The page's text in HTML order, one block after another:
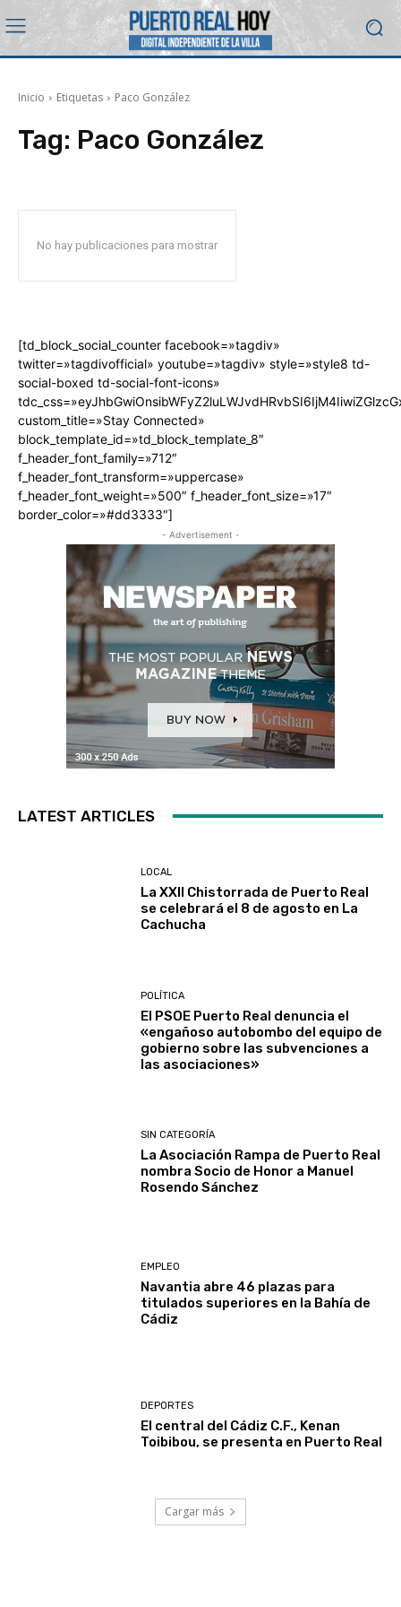
Inicio Etiquetas Paco González
Tag: Paco González
No hay publicaciones para mostrar
[td_block_social_counter facebook=»tagdiv»
twitter=»tagdivofficial» youtube=»tagdiv» style=»style8 td-
social-boxed td-social-font-icons»
custom_title=»Stay Connected»
block_template_id=»td_block_template_8″
f_header_font_family=»712″
f_header_font_transform=»uppercase»
f_header_font_weight=»500″ f_header_font_size=»17″
border_color=»#dd3333″]
- Advertisement -
LATEST ARTICLES
LOCAL
La XXII Chistorrada de Puerto Real
se celebrará el 8 de agosto en La
Cachucha
POLÍTICA
El PSOE Puerto Real denuncia el
«engañoso autobombo del equipo de
gobierno sobre las subvenciones a
las asociaciones»
SIN CATEGORÍA
La Asociación Rampa de Puerto Real
nombra Socio de Honor a Manuel
Rosendo Sánchez
EMPLEO
Navantia abre 46 plazas para
titulados superiores en la Bahía de
Cádiz
DEPORTES
El central del Cádiz C.F., Kenan
Toibibou, se presenta en Puerto Real
Cargar más